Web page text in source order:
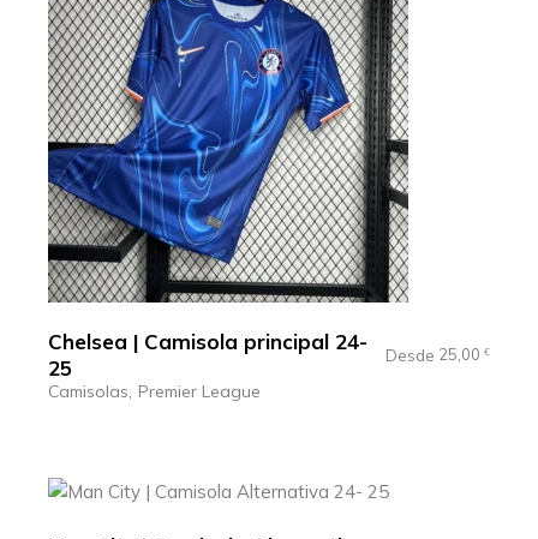
Chelsea | Camisola principal 24-
25
Desde 25,00 €
Camisolas Premier League